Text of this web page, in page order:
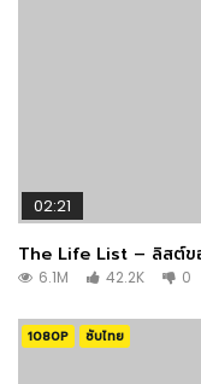
02:21
The Life List – ลิสต์ข
6.1M 42.2K 0
1080P ซับไทย